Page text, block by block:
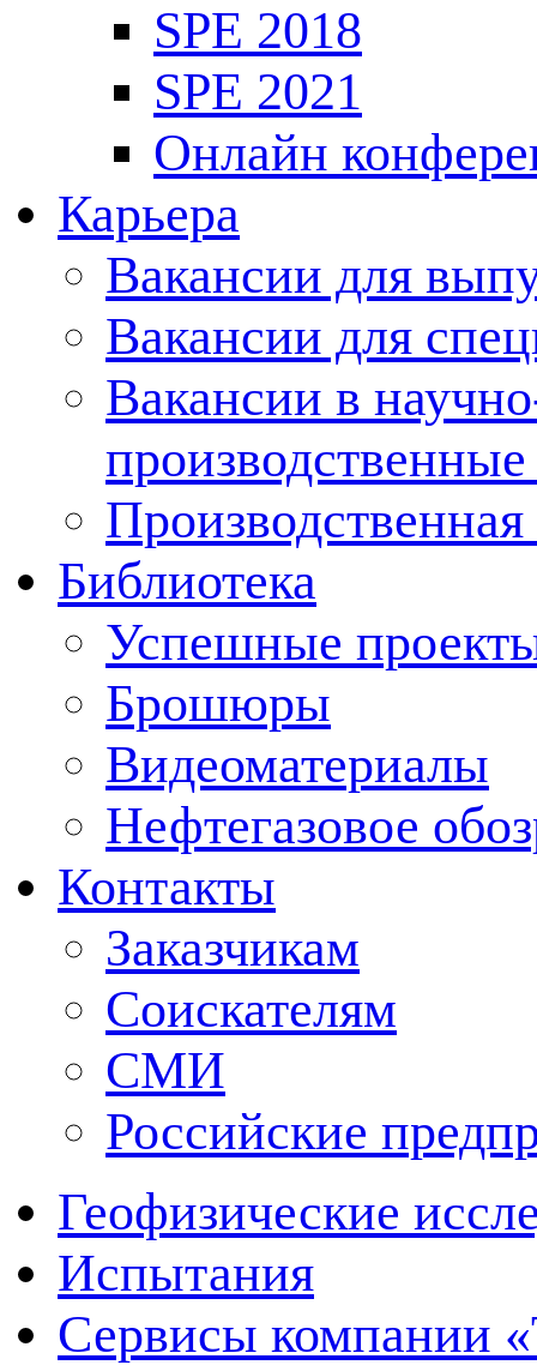
SPE 2018
SPE 2021
Онлайн
Карьера
Вакансии для
Вакансии для
Вакансии в
Производственная
Библиотека
Успешные
Брошюры
Видеоматериалы
Нефтегазовое
Контакты
Заказчикам
Соискателям
СМИ
Российские
Геофизические
Испытания
Сервисы компании